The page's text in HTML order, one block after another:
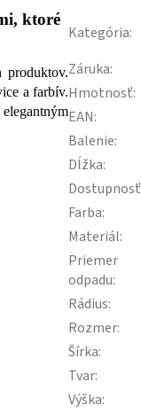
ktoré
a farbív.
Kategória:
Záruka:
Hmotnosť:
EAN:
Balenie:
Dĺžka:
Dostupnosť
Farba:
Materiál:
Priemer
odpadu:
Rádius:
Rozmer:
Šírka:
Tvar:
Výška: